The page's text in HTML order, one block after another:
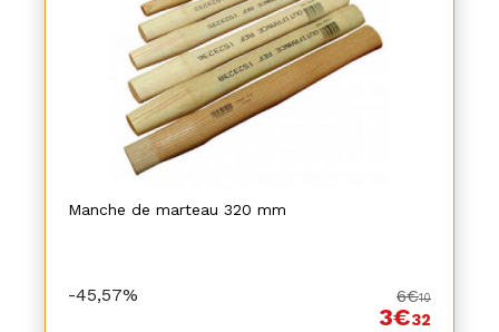
Manche de marteau 320 mm
-45,57% 6€10
3€32